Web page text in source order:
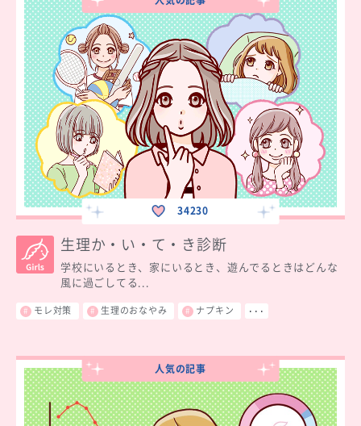
34230
生理か・い・て・き診断
学校にいるとき、家にいるとき、遊んでるときはどんな
風に過ごしてる...
モレ対策 生理のおなやみ ナプキン ･･･
人気の記事